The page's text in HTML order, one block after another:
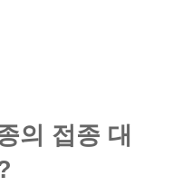
의 접종 대